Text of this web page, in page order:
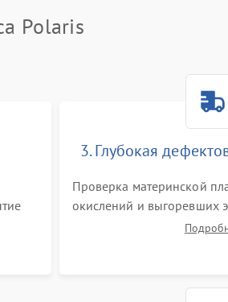
Polaris
3. Глубокая
Проверка материнской
окислений и выгоревших
цепей питания,